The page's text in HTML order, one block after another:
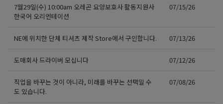
7월29일(수) 10:00am 오레곤 요양보호사 활동지원사
한국어 오리엔테이션
07/15/26
NE에 위치한 단체 티셔츠 제작 Store에서 구인합니다. 07/13/26
도매회사 드라이버 모십니다 07/12/26
직업을 바꾸는 것이 아니라, 미래를 바꾸는 선택일 수
도 있습니다.
07/08/26